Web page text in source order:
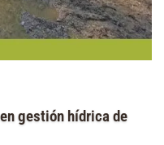
gestión hídrica de